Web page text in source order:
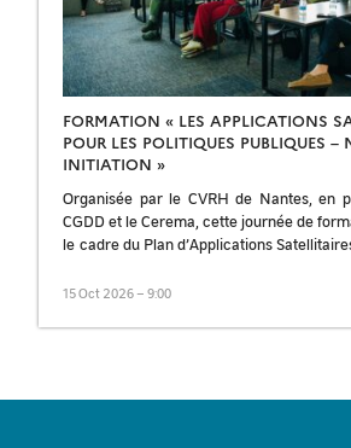
FORMATION « LES APPLICATIONS
POUR LES POLITIQUES PUBLIQUES –
INITIATION »
Organisée par le CVRH de Nantes, en
CGDD et le Cerema, cette journée de
le cadre du Plan d’Applications
15 Oct 2026 – 9:00